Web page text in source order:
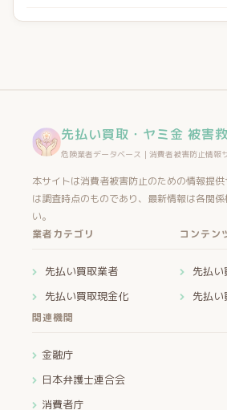
先払い買取・ヤミ金 被害
危険業者データベース｜消費者被害防止情報
本サイトは消費者被害防止のための情報提
は調査時点のものであり、最新情報は各関
い。
業者カテゴリ
先払い買取業者
先払い買取現金化
コンテン
先払い
先払い
関連機関
金融庁
日本弁護士連合会
消費者庁